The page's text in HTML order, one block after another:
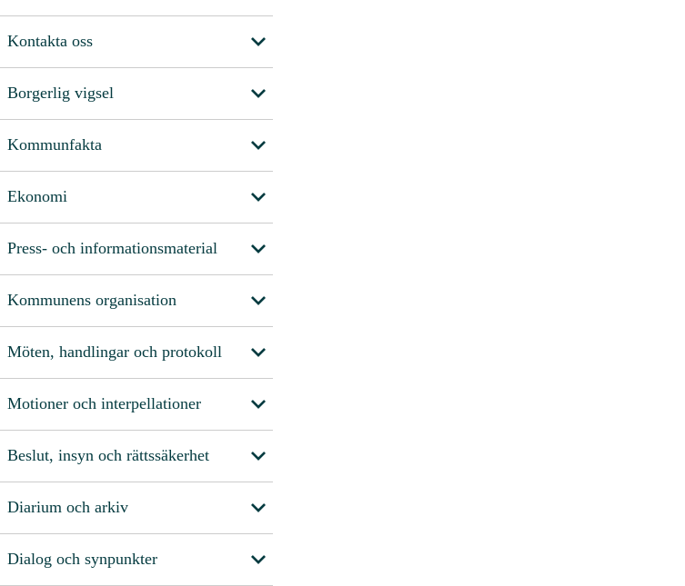
Kontakta oss
Borgerlig vigsel
Kommunfakta
Ekonomi
Press- och informationsmaterial
Kommunens organisation
Möten, handlingar och protokoll
Motioner och interpellationer
Beslut, insyn och rättssäkerhet
Diarium och arkiv
Dialog och synpunkter